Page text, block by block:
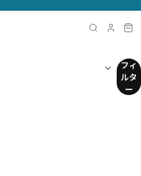
(任意)
フィ
ルタ
ー